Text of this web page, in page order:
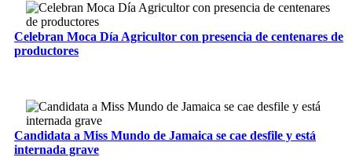
Celebran Moca Día Agricultor con presencia de centenares de
productores
Candidata a Miss Mundo de Jamaica se cae desfile y está
internada grave